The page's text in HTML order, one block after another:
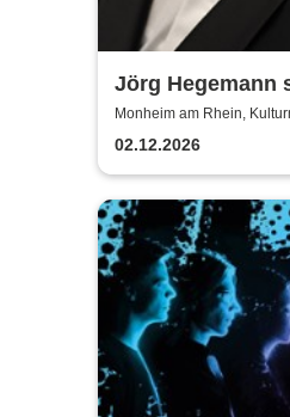
Jörg Hegemann
Woogie
Monheim am Rhein,
02.12.2026